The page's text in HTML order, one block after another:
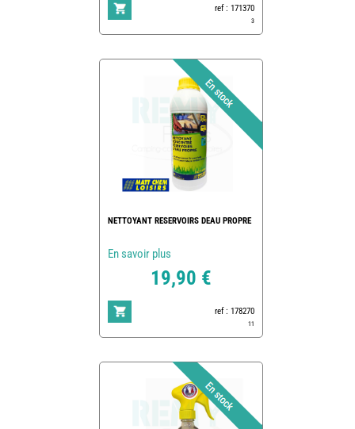
ref : 171370
3
NETTOYANT RESERVOIRS DEAU PROPRE
En savoir plus
19,90 €
ref : 178270
11